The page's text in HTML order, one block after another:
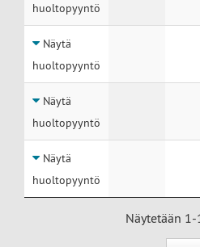
huoltopyyntö
Näytä
huoltopyyntö
Näytä
huoltopyyntö
Näytä
huoltopyyntö
Näytetään